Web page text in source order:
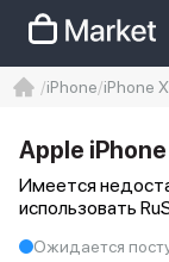
Iphone 14 pro
iPhone iPhone
Apple
Имеется
использовать
Ожидается